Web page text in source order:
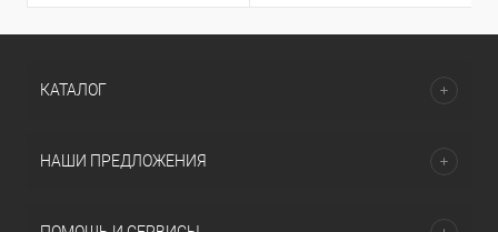
КАТАЛОГ
НАШИ ПРЕДЛОЖЕНИЯ